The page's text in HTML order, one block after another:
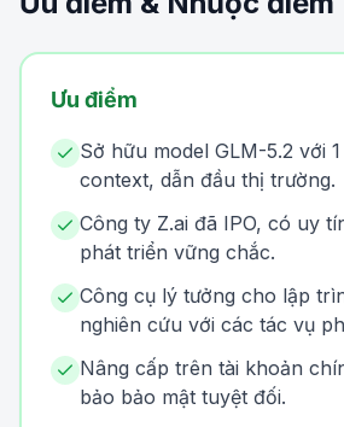
Ưu điểm
Sở hữu model GLM-5.2 với
context, dẫn đầu thị trường.
Công ty Z.ai đã IPO, có uy
phát triển vững chắc.
Công cụ lý tưởng cho lập
nghiên cứu với các tác vụ
Nâng cấp trên tài khoản
bảo bảo mật tuyệt đối.